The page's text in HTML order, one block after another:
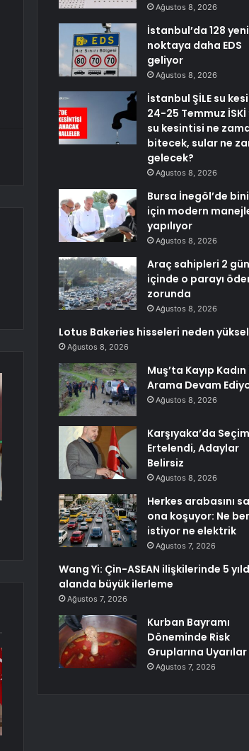
Ağustos 8, 2026
İstanbul’da 128 yeni
noktaya daha EDS
geliyor
Ağustos 8, 2026
İstanbul ŞİLE su
24-25 Temmuz İSKİ
su kesintisi ne
bitecek, sular ne
gelecek?
Ağustos 8, 2026
Bursa İnegöl’de
için modern
yapılıyor
Ağustos 8, 2026
Araç sahipleri 2 gün
içinde o parayı
zorunda
Ağustos 8, 2026
Lotus Bakeries hisseleri neden
Ağustos 8, 2026
Muş’ta Kayıp
Arama Devam
Ağustos 8, 2026
Karşıyaka’da
Ertelendi, Adaylar
Belirsiz
Ağustos 8, 2026
Herkes arabasını
ona koşuyor: Ne
istiyor ne elektrik
Ağustos 7, 2026
Wang Yi: Çin-ASEAN ilişkilerinde 5
alanda büyük ilerleme
Ağustos 7, 2026
Kurban Bayramı
Döneminde Risk
Gruplarına Uyarılar
Ağustos 7, 2026